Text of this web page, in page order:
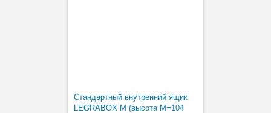
Стандартный внутренний ящик
LEGRABOX M (высота М=104